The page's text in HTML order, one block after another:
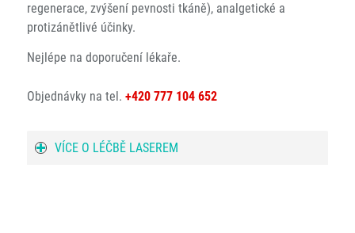
regenerace, zvýšení pevnosti tkáně), analgetické a
protizánětlivé účinky.
Nejlépe na doporučení lékaře.
Objednávky na tel. +420 777 104 652
VÍCE O LÉČBĚ LASEREM